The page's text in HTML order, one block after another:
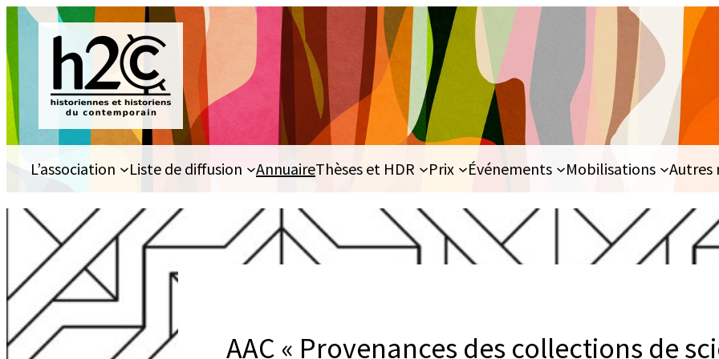
Aller
au
contenu
L’association Liste de diffusion AnnuaireThèses et HDR Prix Événements Mobilisations Autres
AAC « Provenances des collections de